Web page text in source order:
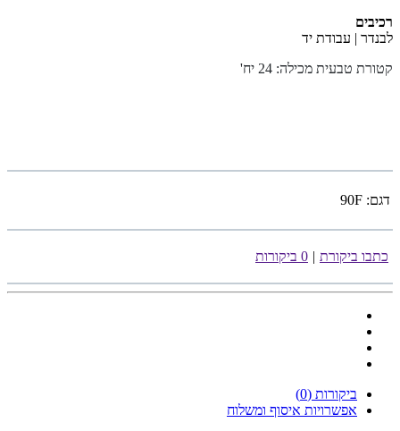
רכיבים
לבנדר | עבודת יד
קטורת טבעית מכילה: 24 יח
'
דגם: 90F
כתבו ביקורת | 0 ביקורות
ביקורות (0)
אפשרויות איסוף ומשלוח